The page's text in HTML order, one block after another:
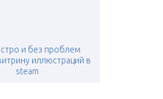
и без проблем
иллюстраций в
steam